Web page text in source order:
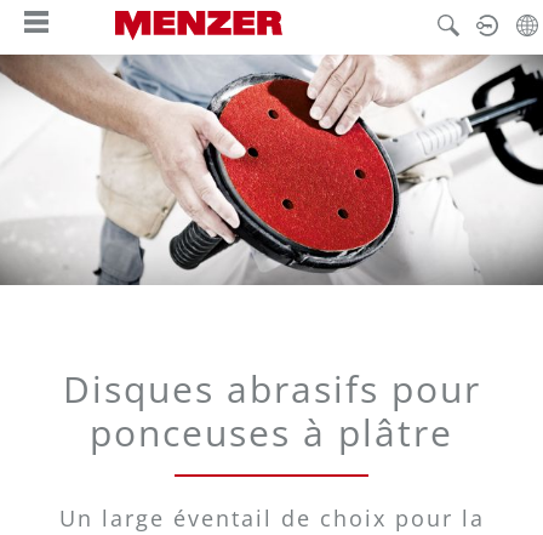
principal
Disques abrasifs pour
ponceuses à plâtre
Un large éventail de choix pour la